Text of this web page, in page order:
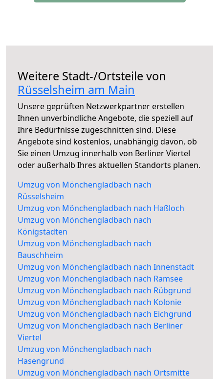
Weitere Stadt-/Ortsteile von
Rüsselsheim am Main
Unsere geprüften Netzwerkpartner erstellen
Ihnen unverbindliche Angebote, die speziell auf
Ihre Bedürfnisse zugeschnitten sind. Diese
Angebote sind kostenlos, unabhängig davon, ob
Sie einen Umzug innerhalb von Berliner Viertel
oder außerhalb Ihres aktuellen Standorts planen.
Umzug von Mönchengladbach nach
Rüsselsheim
Umzug von Mönchengladbach nach Haßloch
Umzug von Mönchengladbach nach
Königstädten
Umzug von Mönchengladbach nach
Bauschheim
Umzug von Mönchengladbach nach Innenstadt
Umzug von Mönchengladbach nach Ramsee
Umzug von Mönchengladbach nach Rübgrund
Umzug von Mönchengladbach nach Kolonie
Umzug von Mönchengladbach nach Eichgrund
Umzug von Mönchengladbach nach Berliner
Viertel
Umzug von Mönchengladbach nach
Hasengrund
Umzug von Mönchengladbach nach Ortsmitte